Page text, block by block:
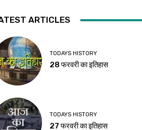
ARTICLES
TODAYS HISTORY
28 फरवरी का इतिहास
TODAYS HISTORY
27 फरवरी का इतिहास